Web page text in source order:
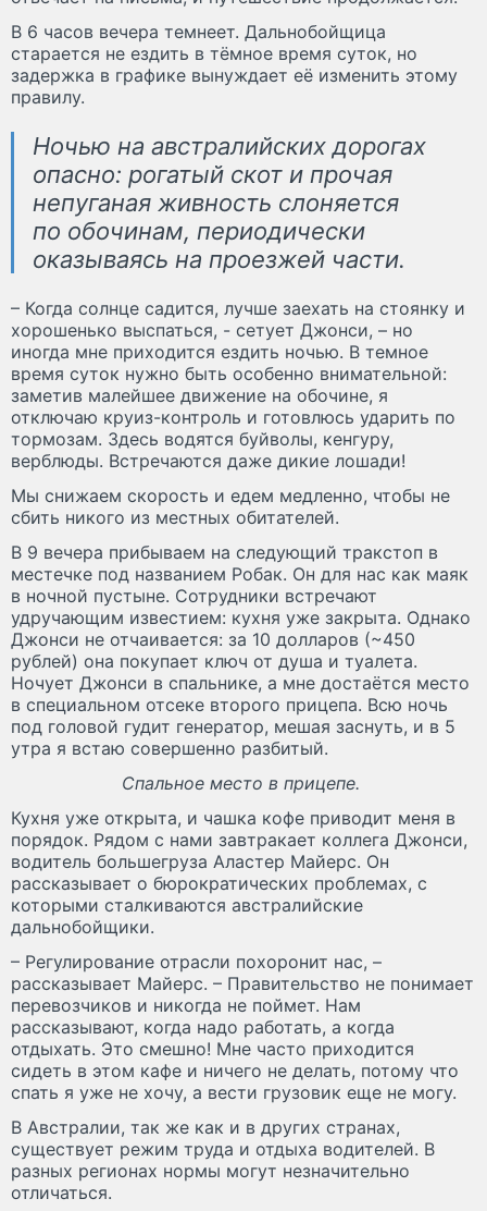
В 6 часов вечера темнеет. Дальнобойщица
старается не ездить в тёмное время суток, но
задержка в графике вынуждает её изменить этому
правилу.
Ночью на австралийских дорогах
опасно: рогатый скот и прочая
непуганая живность слоняется
по обочинам, периодически
оказываясь на проезжей части.
– Когда солнце садится, лучше заехать на стоянку и
хорошенько выспаться, - сетует Джонси, – но
иногда мне приходится ездить ночью. В темное
время суток нужно быть особенно внимательной:
заметив малейшее движение на обочине, я
отключаю круиз-контроль и готовлюсь ударить по
тормозам. Здесь водятся буйволы, кенгуру,
верблюды. Встречаются даже дикие лошади!
Мы снижаем скорость и едем медленно, чтобы не
сбить никого из местных обитателей.
В 9 вечера прибываем на следующий тракстоп в
местечке под названием Робак. Он для нас как маяк
в ночной пустыне. Сотрудники встречают
удручающим известием: кухня уже закрыта. Однако
Джонси не отчаивается: за 10 долларов (~450
рублей) она покупает ключ от душа и туалета.
Ночует Джонси в спальнике, а мне достаётся место
в специальном отсеке второго прицепа. Всю ночь
под головой гудит генератор, мешая заснуть, и в 5
утра я встаю совершенно разбитый.
Спальное место в прицепе.
Кухня уже открыта, и чашка кофе приводит меня в
порядок. Рядом с нами завтракает коллега Джонси,
водитель большегруза Аластер Майерс. Он
рассказывает о бюрократических проблемах, с
которыми сталкиваются австралийские
дальнобойщики.
– Регулирование отрасли похоронит нас, –
рассказывает Майерс. – Правительство не понимает
перевозчиков и никогда не поймет. Нам
рассказывают, когда надо работать, а когда
отдыхать. Это смешно! Мне часто приходится
сидеть в этом кафе и ничего не делать, потому что
спать я уже не хочу, а вести грузовик еще не могу.
В Австралии, так же как и в других странах,
существует режим труда и отдыха водителей. В
разных регионах нормы могут незначительно
отличаться.